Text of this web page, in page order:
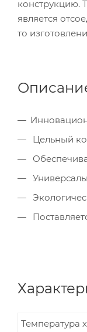
конструкцию.
является
то
Цельный
Температура